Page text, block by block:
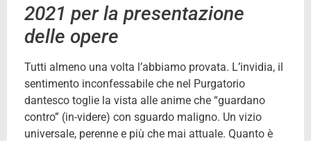
2021 per la presentazione
delle opere
Tutti almeno una volta l’abbiamo provata. L’invidia, il
sentimento inconfessabile che nel Purgatorio
dantesco toglie la vista alle anime che “guardano
contro” (in-videre) con sguardo maligno. Un vizio
universale, perenne e più che mai attuale. Quanto è